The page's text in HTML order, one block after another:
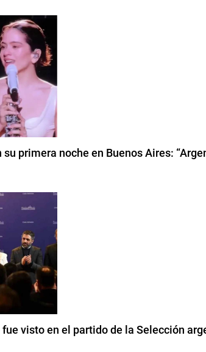
primera noche en Buenos Aires:
visto en el partido de la Selección